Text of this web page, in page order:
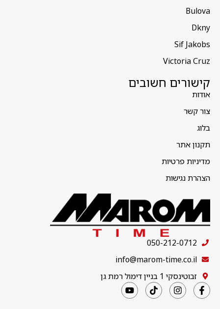
Bulova
Dkny
Sif Jakobs
Victoria Cruz
קישורים חשובים
אודות
צור קשר
בלוג
תקנון אתר
מדיניות פרטיות
הצהרת נגישות
050-212-0712
info@marom-time.co.il
זבוטינסקי 1 בניין דימול רמת גן